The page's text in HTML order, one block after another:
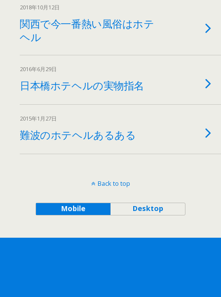
2018年10月12日
関西で今一番熱い風俗はホテ
ヘル
2016年6月29日
日本橋ホテヘルの実物指名
2015年1月27日
難波のホテヘルあるある
Back to top
Mobile Desktop